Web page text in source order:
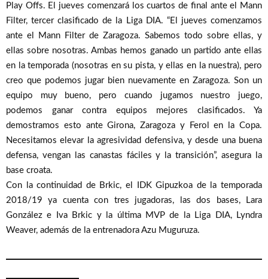
Play Offs. El jueves comenzará los cuartos de final ante el Mann
Filter, tercer clasificado de la Liga DIA. “El jueves comenzamos
ante el Mann Filter de Zaragoza. Sabemos todo sobre ellas, y
ellas sobre nosotras. Ambas hemos ganado un partido ante ellas
en la temporada (nosotras en su pista, y ellas en la nuestra), pero
creo que podemos jugar bien nuevamente en Zaragoza. Son un
equipo muy bueno, pero cuando jugamos nuestro juego,
podemos ganar contra equipos mejores clasificados. Ya
demostramos esto ante Girona, Zaragoza y Ferol en la Copa.
Necesitamos elevar la agresividad defensiva, y desde una buena
defensa, vengan las canastas fáciles y la transición”, asegura la
base croata.
Con la continuidad de Brkic, el IDK Gipuzkoa de la temporada
2018/19 ya cuenta con tres jugadoras, las dos bases, Lara
González e Iva Brkic y la última MVP de la Liga DIA, Lyndra
Weaver, además de la entrenadora Azu Muguruza.